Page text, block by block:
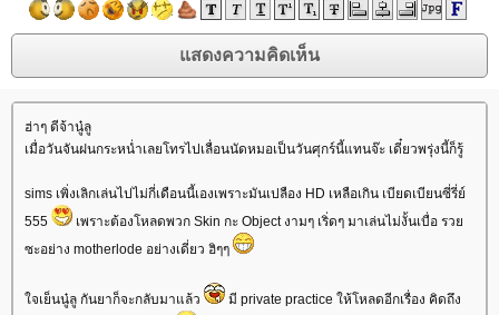
ฮ่าๆ ดีจ้านู๋ลู
เมื่อวันจันฝนกระหน่ำเลยโทรไปเลื่อนนัดหมอเป็นวันศุกร์นี้แทนจ๊ะ เดี๋ยวพรุ่งนี้ก็รู้
sims เพิ่งเลิกเล่นไปไม่กี่เดือนนี้เองเพราะมันเปลือง HD เหลือเกิน เบียดเบียนซี่รี่ย์
555
เพราะต้องโหลดพวก Skin กะ Object งามๆ เริ่ดๆ มาเล่นไม่งั้นเบื่อ รว
ซะอย่าง motherlode อย่างเดี่ยว ฮิๆๆ
จเย็นนู๋ลู กันยาก็จะกลับมาแล้ว
มี private practice ให้โหลดอีกเรื่อง คิดถึง